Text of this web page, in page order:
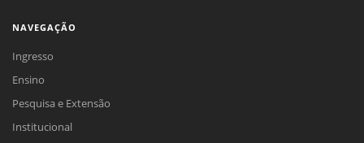
NAVEGAÇÃO
Ingresso
Ensino
Pesquisa e Extensão
Institucional